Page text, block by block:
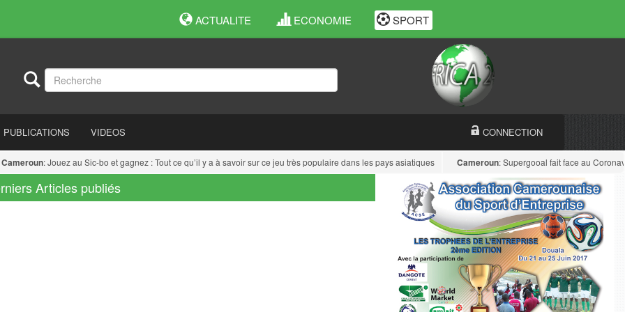
ACTUALITE ECONOMIE SPORT
PUBLICATIONS VIDEOS CONNECTION
: Jouez au Sic-bo et gagnez : Tout ce qu’il y a à savoir sur ce jeu très populaire dans les pays asiatiques Cameroun: Supergooal fait face au
Articles publiés